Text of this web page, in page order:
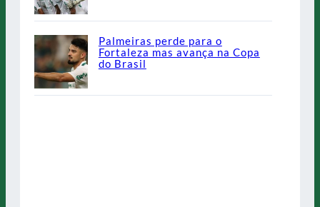
Palmeiras perde para o
Fortaleza mas avança na Copa
do Brasil